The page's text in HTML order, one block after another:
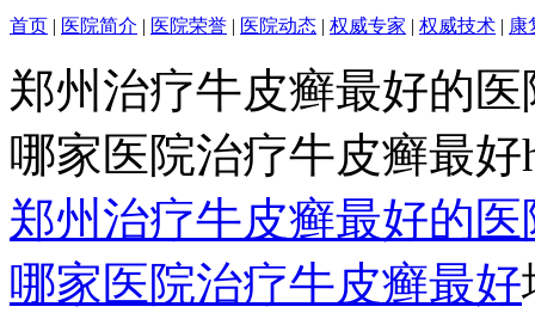
首页 | 医院简介 | 医院荣誉 | 医院动态 | 权威专家 | 权威技术 | 康
郑州治疗牛皮癣最好的
哪家医院治疗牛皮癣最好
郑州治疗牛皮癣最好的
哪家医院治疗牛皮癣最好